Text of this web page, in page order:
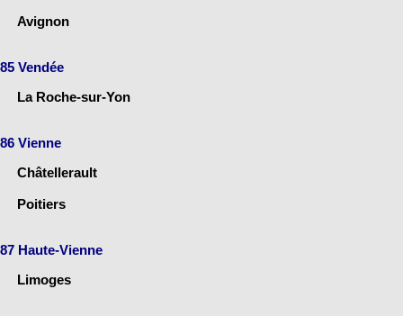
Avignon
85 Vendée
La Roche-sur-Yon
86 Vienne
Châtellerault
Poitiers
87 Haute-Vienne
Limoges